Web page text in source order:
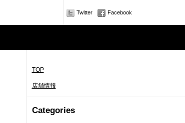
Twitter Facebook
TOP
店舗情報
Categories